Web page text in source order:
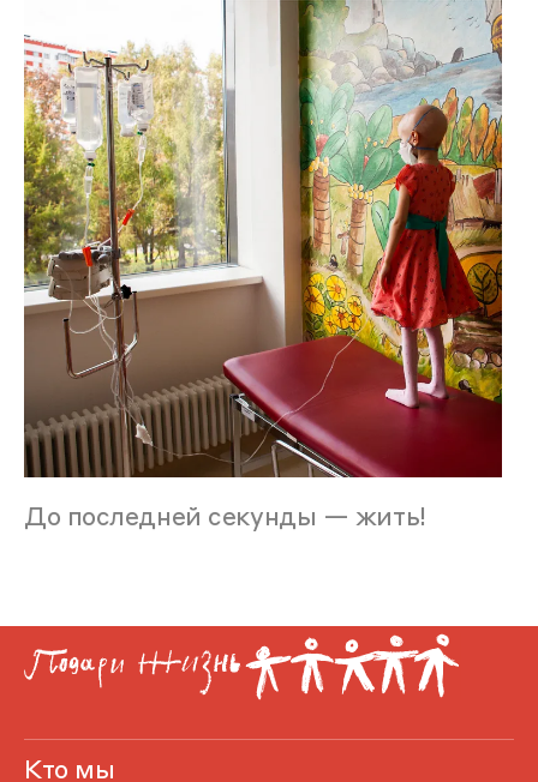
До последней секунды — жить!
Кто мы